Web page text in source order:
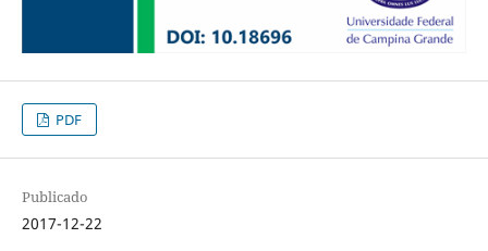
PDF
Publicado
2017-12-22